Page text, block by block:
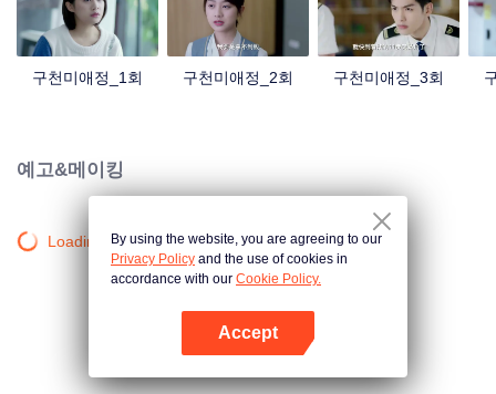
구천미애정_1회 구천미애정_2회 구천미애정_3회
예고&메이킹
Loading…By using the website, you are agreeing to our
Privacy Policy and the use of cookies in
accordance with our Cookie Policy.
Accept